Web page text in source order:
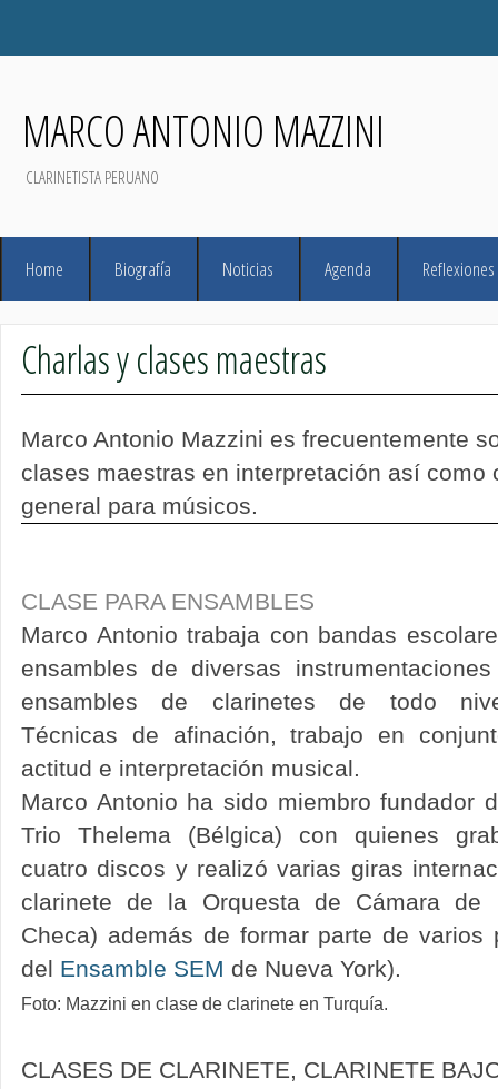
MARCO ANTONIO MAZZINI
CLARINETISTA PERUANO
Home Biografía Noticias Agenda Reflexiones
Charlas y clases maestras
Marco Antonio Mazzini es frecuentemente
clases maestras en interpretación así como
general para músicos.
CLASE PARA ENSAMBLES
Marco Antonio trabaja con bandas
ensambles de diversas
ensambles de clarinetes de todo
Técnicas de afinación, trabajo en
actitud e interpretación musical.
Marco Antonio ha sido miembro fundador
Trio Thelema (Bélgica) con quienes
cuatro discos y realizó varias giras
clarinete de la Orquesta de Cámara de
Checa) además de formar parte de varios
del Ensamble SEM de Nueva York).
Foto: Mazzini en clase de clarinete en Turquía.
CLASES DE CLARINETE, CLARINETE